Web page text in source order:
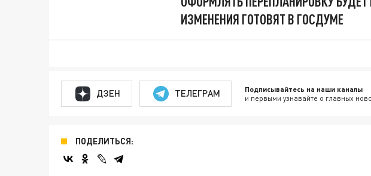
ИЗМЕНЕНИЯ ГОТОВЯТ В ГОСДУМЕ
ДЗЕН ТЕЛЕГРАМ Подписывайтесь на наши каналы
и первыми узнавайте о главных
ПОДЕЛИТЬСЯ: